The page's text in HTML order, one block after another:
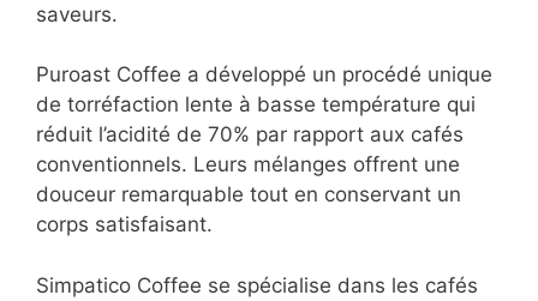
saveurs.
Puroast Coffee a développé un procédé unique
de torréfaction lente à basse température qui
réduit l’acidité de 70% par rapport aux cafés
conventionnels. Leurs mélanges offrent une
douceur remarquable tout en conservant un
corps satisfaisant.
Simpatico Coffee se spécialise dans les cafés